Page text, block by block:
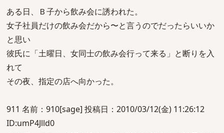
ある日、Ｂ子から飲み会に誘われた。
女子社員だけの飲み会だから〜と言うのでだったらいいか
と思い
彼氏に「土曜日、女同士の飲み会行って来る」と断りを入
れて
その夜、指定の店へ向かった。
911 名前：910[sage] 投稿日：2010/03/12(金) 11:26:12
ID:umP4Jlld0